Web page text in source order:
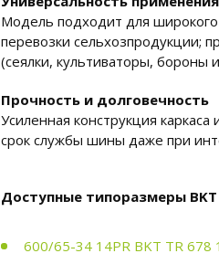
Модель подходит для
перевозки сельхозпродукции;
(сеялки, культиваторы, бороны и
Прочность и долговечность
Усиленная конструкция
срок службы шины даже при
Доступные типоразмеры BKT
600/65-34 14PR BKT TR 678